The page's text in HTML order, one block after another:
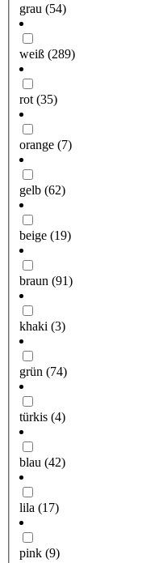
grau (54)
weiß (289)
rot (35)
orange (7)
gelb (62)
beige (19)
braun (91)
khaki (3)
grün (74)
türkis (4)
blau (42)
lila (17)
pink (9)